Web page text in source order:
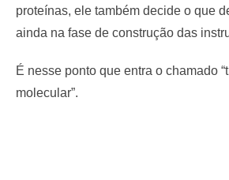
proteínas, ele também decide o que
ainda na fase de construção das
É nesse ponto que entra o chamado
molecular”.